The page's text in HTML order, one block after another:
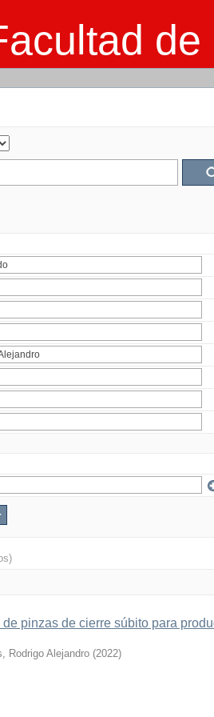
pinzas de cierre súbito para
Rodrigo Alejandro (2022)